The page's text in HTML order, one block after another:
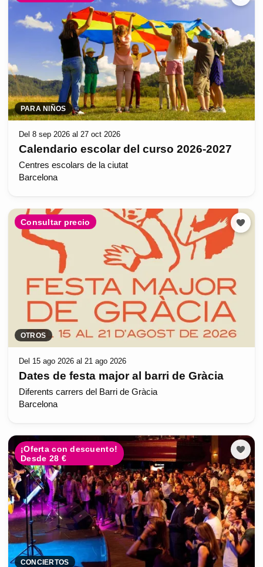
PARA NIÑOS
Del 8 sep 2026 al 27 oct 2026
Calendario escolar del curso 2026-2027
Centres escolars de la ciutat
Barcelona
Consultar precio
OTROS
Del 15 ago 2026 al 21 ago 2026
Dates de festa major al barri de Gràcia
Diferents carrers del Barri de Gràcia
Barcelona
¡Oferta con descuento!
Desde 28 €
CONCIERTOS